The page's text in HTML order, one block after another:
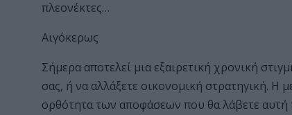
πλεονέκτες…
Αιγόκερως
Σήμερα αποτελεί μια εξαιρετική χρονική
σας, ή να αλλάξετε οικονομική στρατηγική. Η
ορθότητα των αποφάσεων που θα λάβετε αυτή